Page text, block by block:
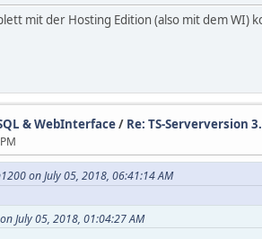
mit der Hosting Edition (also mit dem WI)
& WebInterface/ Re: TS-Serverversion
on July 05, 2018, 06:41:14 AM
July 05, 2018, 01:04:27 AM